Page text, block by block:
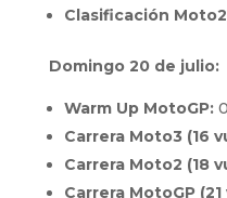
Clasificación
Domingo 20 de julio:
Warm Up MotoGP:
Carrera Moto3 (16
Carrera Moto2 (18
Carrera MotoGP